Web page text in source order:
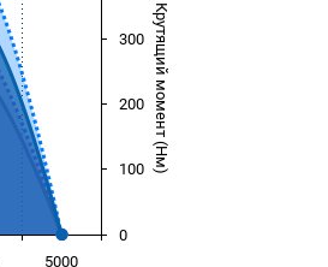
Крутящий момент (Нм)
5000
0
100
200
300